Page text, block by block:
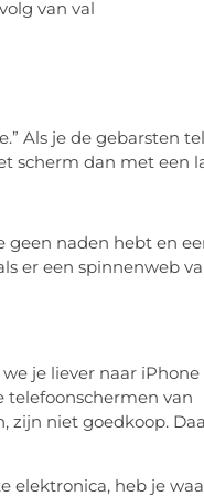
Als je de gebarsten
scherm dan met een
geen naden hebt en
er een spinnenweb
je liever naar
telefoonschermen van
zijn niet goedkoop.
elektronica, heb je